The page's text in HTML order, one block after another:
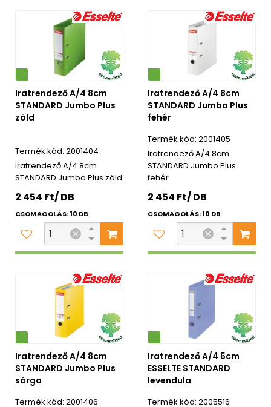
Iratrendező A/4 8cm
STANDARD Jumbo Plus
zöld
2001404
Iratrendező A/4 8cm
STANDARD Jumbo Plus zöld
2 454 Ft/ DB
CSOMAGOLÁS: 10 DB
Környezetbarát
Iratrendező A/4 8cm
STANDARD Jumbo Plus
fehér
2001405
Iratrendező A/4 8cm
STANDARD Jumbo Plus
fehér
2 454 Ft/ DB
CSOMAGOLÁS: 10 DB
Iratrendező A/4 8cm
STANDARD Jumbo Plus
sárga
2001406
Környezetbarát
Iratrendező A/4 5cm
ESSELTE STANDARD
levendula
2005516